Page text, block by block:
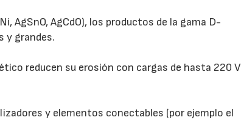
AgSnO, AgCdO), los productos de la gama D-
y grandes.
reducen su erosión con cargas de hasta 220 V
y elementos conectables (por ejemplo el